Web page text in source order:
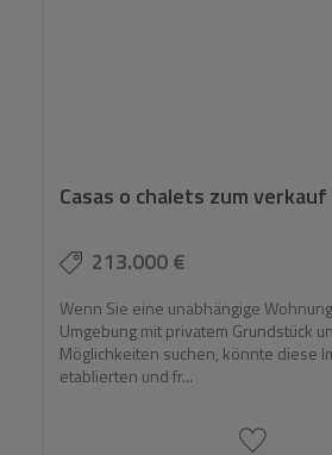
Casas o chalets zum
213.000 €
Wenn Sie eine unabhängige
Umgebung mit privatem Grundstück
Möglichkeiten suchen, könnte diese
etablierten und fr...